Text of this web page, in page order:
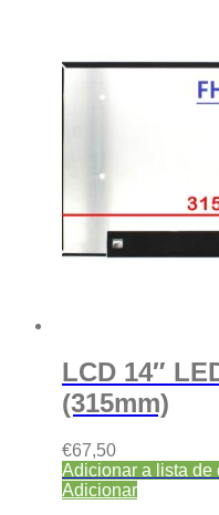
LCD 14″
(315mm)
€67,50
Adicionar a lista de
Adicionar